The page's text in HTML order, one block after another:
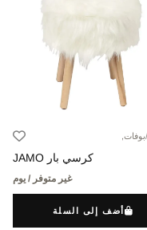
كرسي بار JAMO
غير متوفر / يوم
أضف إلى السلة